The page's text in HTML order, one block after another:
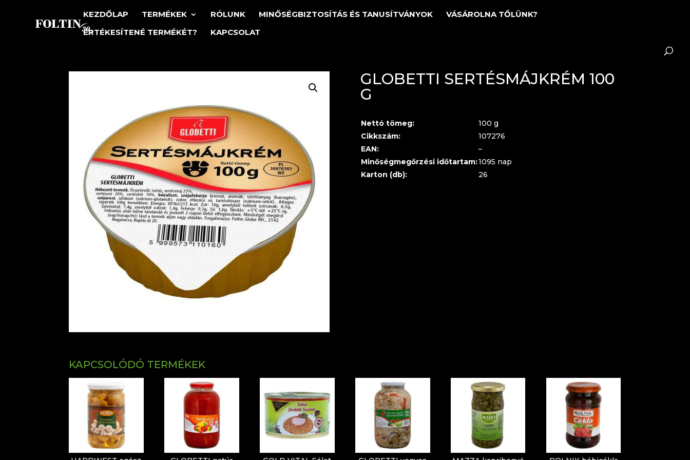
KEZDŐLAP TERMÉKEK RÓLUNK MINŐSÉGBIZTOSÍTÁS ÉS TANUSÍTVÁNYOK
VÁSÁROLNA TŐLÜNK?
ÉRTÉKESÍTENÉ TERMÉKÉT?
KAPCSOLAT
GLOBETTI SERTÉSMÁJKRÉM 100
G
Nettó tömeg:
100 g
Cikkszám:
107276
EAN:
–
Minőségmegőrzési időtartam:1095 nap
Karton (db):
26
KAPCSOLÓDÓ TERMÉKEK